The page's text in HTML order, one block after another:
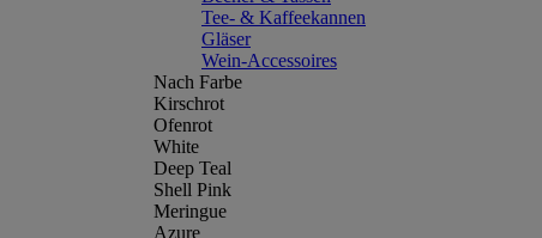
Tee- & Kaffeekannen
Gläser
Wein-Accessoires
Nach Farbe
Kirschrot
Ofenrot
White
Deep Teal
Shell Pink
Meringue
Azure